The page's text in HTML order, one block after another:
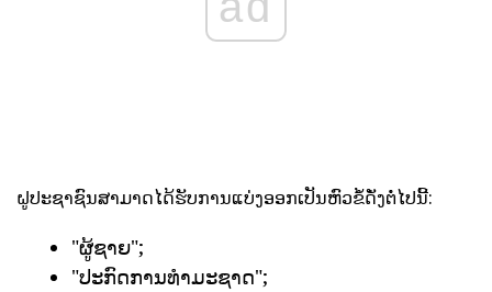
ຝູປະຊາຊົນສາມາດໄດ້ຮັບການແບ່ງອອກເປັນຫົວຂໍ້ດັ່ງຕໍ່ໄປນີ້:
"ຜູ້ຊາຍ";
"ປະກົດການທໍາມະຊາດ";